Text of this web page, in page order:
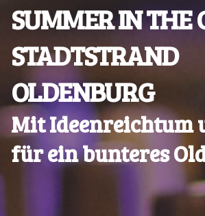
SUMMER IN THE
STADTSTRAND
OLDENBURG
Mit Ideenreichtum
für ein bunteres